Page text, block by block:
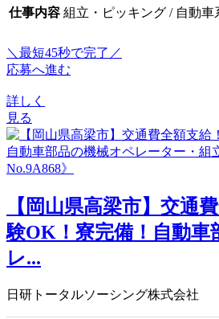
仕事内容 組立・ピッキング / 自動車
＼最短45秒で完了／
応募へ進む
詳しく
見る
【岡山県高梁市】交通
験OK！寮完備！自動車
レ...
日研トータルソーシング株式会社